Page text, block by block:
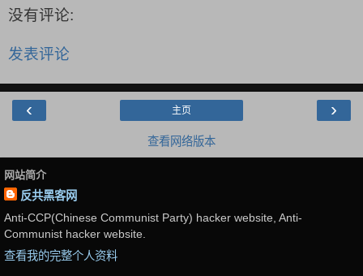
没有评论:
发表评论
‹ ›
主页
查看网络版本
网站简介
反共黑客网
Anti-CCP(Chinese Communist Party) hacker website, Anti-
Communist hacker website.
查看我的完整个人资料